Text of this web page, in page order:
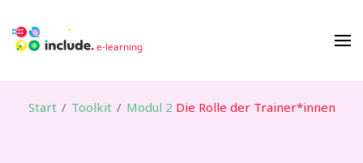
Start / Toolkit / Modul 2 Die Rolle der Trainer*innen